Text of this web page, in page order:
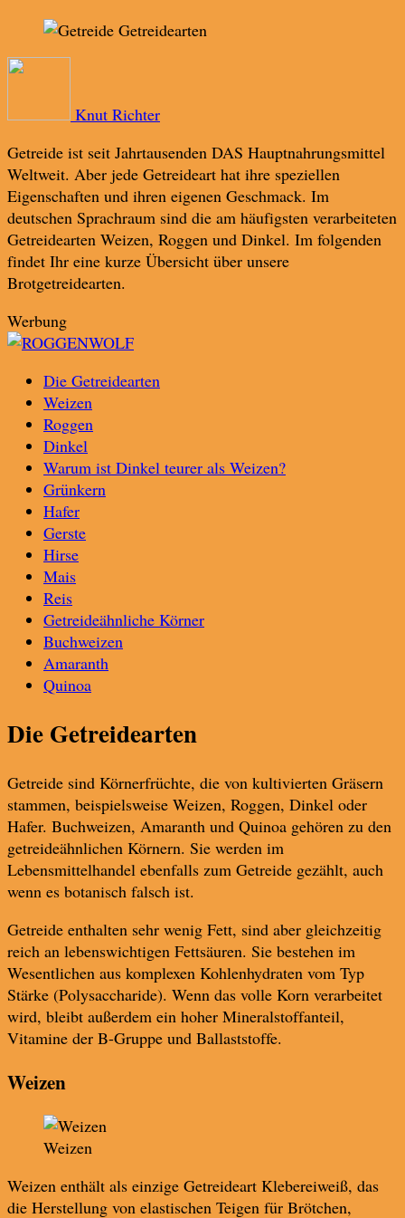
Knut Richter
Getreide ist seit Jahrtausenden DAS Hauptnahrungsmittel
Weltweit. Aber jede Getreideart hat ihre speziellen
Eigenschaften und ihren eigenen Geschmack. Im
deutschen Sprachraum sind die am häufigsten verarbeiteten
Getreidearten Weizen, Roggen und Dinkel. Im folgenden
findet Ihr eine kurze Übersicht über unsere
Brotgetreidearten.
Werbung
Die Getreidearten
Weizen
Roggen
Dinkel
Warum ist Dinkel teurer als Weizen?
Grünkern
Hafer
Gerste
Hirse
Mais
Reis
Getreideähnliche Körner
Buchweizen
Amaranth
Quinoa
Die Getreidearten
Getreide sind Körnerfrüchte, die von kultivierten Gräsern
stammen, beispielsweise Weizen, Roggen, Dinkel oder
Hafer. Buchweizen, Amaranth und Quinoa gehören zu den
getreideähnlichen Körnern. Sie werden im
Lebensmittelhandel ebenfalls zum Getreide gezählt, auch
wenn es botanisch falsch ist.
Getreide enthalten sehr wenig Fett, sind aber gleichzeitig
reich an lebenswichtigen Fettsäuren. Sie bestehen im
Wesentlichen aus komplexen Kohlenhydraten vom Typ
Stärke (Polysaccharide). Wenn das volle Korn verarbeitet
wird, bleibt außerdem ein hoher Mineralstoffanteil,
Vitamine der B-Gruppe und Ballaststoffe.
Weizen
Weizen
Weizen enthält als einzige Getreideart Klebereiweiß, das
die Herstellung von elastischen Teigen für Brötchen,